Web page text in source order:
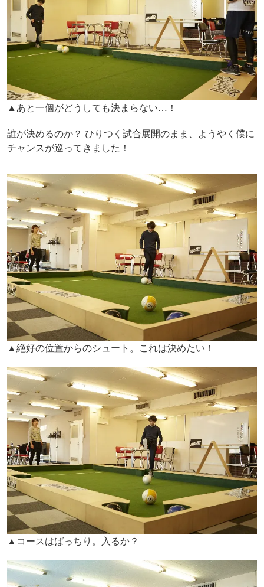
▲あと一個がどうしても決まらない…！
誰が決めるのか？ ひりつく試合展開のまま、ようやく僕に
チャンスが巡ってきました！
▲絶好の位置からのシュート。これは決めたい！
▲コースはばっちり。入るか？